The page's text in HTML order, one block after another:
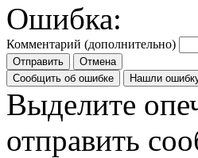
Ошибка:
Комментарий (дополнительно)
Отправить
Отмена
Сообщить об ошибке
Нашли
Выделите
отправить